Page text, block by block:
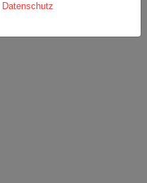
Datenschutz